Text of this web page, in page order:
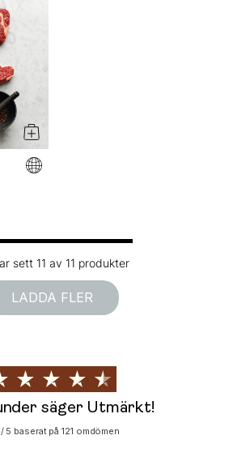
sett 11 av 11 produkter
LADDA FLER
säger Utmärkt!
5 baserat på 121 omdömen